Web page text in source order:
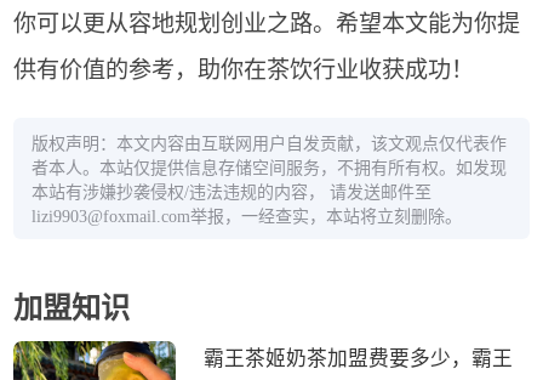
你可以更从容地规划创业之路。希望本文能为你提
供有价值的参考，助你在茶饮行业收获成功！
版权声明：本文内容由互联网用户自发贡献，该文观点仅代表作
者本人。本站仅提供信息存储空间服务，不拥有所有权。如发现
本站有涉嫌抄袭侵权/违法违规的内容， 请发送邮件至
lizi9903@foxmail.com举报，一经查实，本站将立刻删除。
加盟知识
霸王茶姬奶茶加盟费要多少，霸王